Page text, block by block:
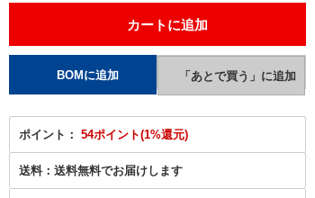
ポイント： 54ポイント(1%還元)
送料： 送料無料でお届けします